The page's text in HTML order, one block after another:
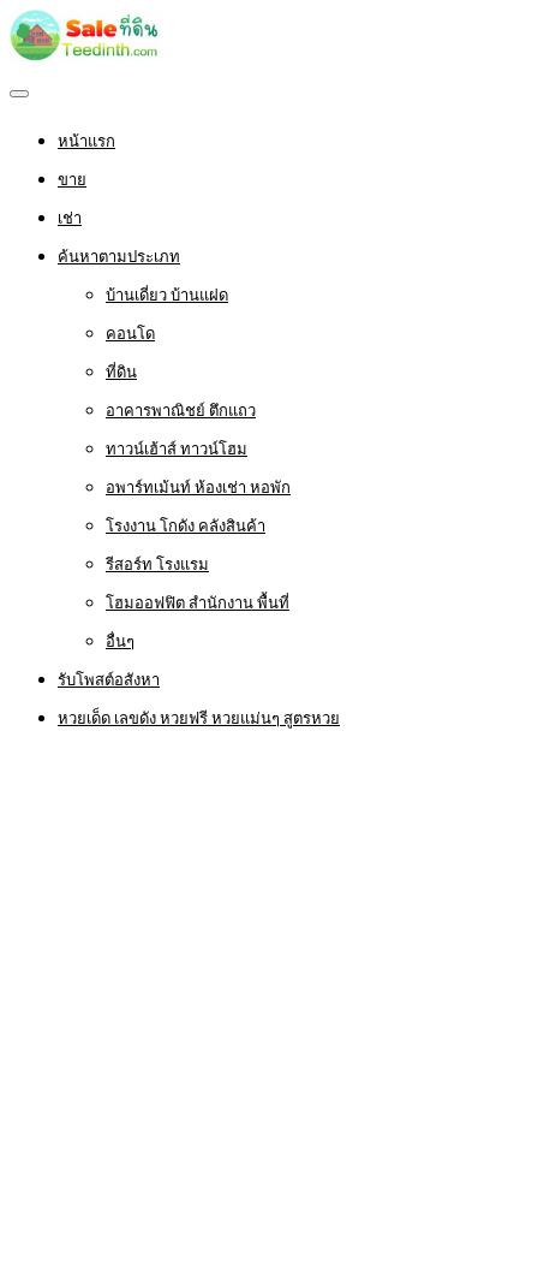
หน้าแรก
ขาย
เช่า
ค้นหาตามประเภท
บ้านเดี่ยว บ้านแฝด
คอนโด
ที่ดิน
อาคารพาณิชย์ ตึกแถว
ทาวน์เฮ้าส์ ทาวน์โฮม
อพาร์ทเม้นท์ ห้องเช่า หอพัก
โรงงาน โกดัง คลังสินค้า
รีสอร์ท โรงแรม
โฮมออฟฟิต สำนักงาน พื้นที่
อื่นๆ
รับโพสต์อสังหา
หวยเด็ด เลขดัง หวยฟรี หวยแม่นๆ สูตรหวย